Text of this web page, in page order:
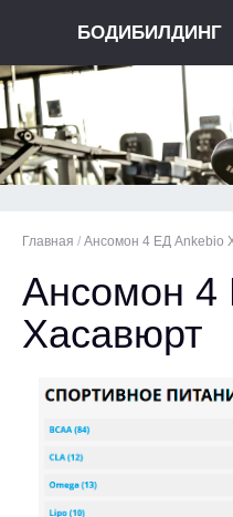
БОДИБИЛДИНГ
Главная / Ансомон 4 ЕД Ankebio
Ансомон 4
Хасавюрт